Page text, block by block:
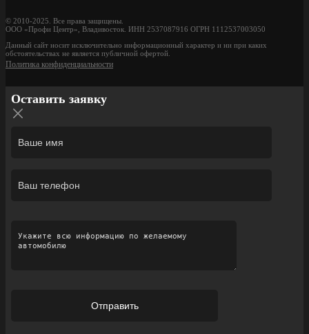
© 2010-2025. Все права защищены.
ООО «Профи Центр», Владивосток. ИНН 2537087916 ОГРН 1112537003050
Данный сайт носит исключительно информационный характер и ни при каких
обстоятельствах не является публичной офертой.
Политика конфиденциальности
Оставить заявку